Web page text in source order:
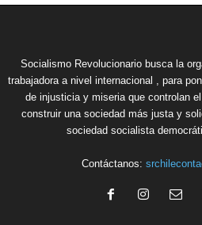
Socialismo Revolucionario busca la
trabajadora a nivel internacional , para
de injusticia y miseria que controlan
construir una sociedad más justa y
sociedad socialista
Contáctanos: